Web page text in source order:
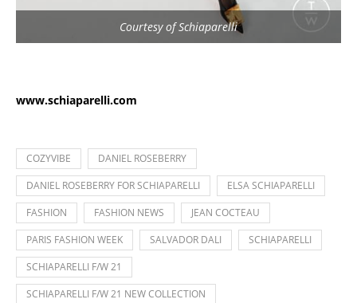
Courtesy of Schiaparelli
www.schiaparelli.com
COZYVIBE
DANIEL ROSEBERRY
DANIEL ROSEBERRY FOR SCHIAPARELLI
ELSA SCHIAPARELLI
FASHION
FASHION NEWS
JEAN COCTEAU
PARIS FASHION WEEK
SALVADOR DALI
SCHIAPARELLI
SCHIAPARELLI F/W 21
SCHIAPARELLI F/W 21 NEW COLLECTION